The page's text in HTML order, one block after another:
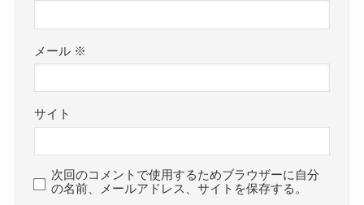
メール ※
サイト
次回のコメントで使用するためブラウザーに自分
の名前、メールアドレス、サイトを保存する。